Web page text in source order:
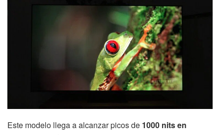
Este modelo llega a alcanzar picos de 1000 nits en